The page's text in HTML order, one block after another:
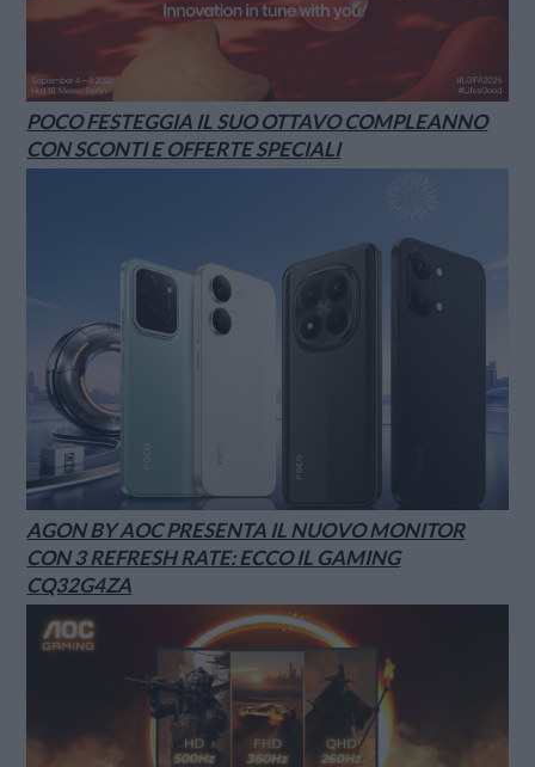
POCO FESTEGGIA IL SUO OTTAVO COMPLEANNO
CON SCONTI E OFFERTE SPECIALI
AGON BY AOC PRESENTA IL NUOVO MONITOR
CON 3 REFRESH RATE: ECCO IL GAMING
CQ32G4ZA